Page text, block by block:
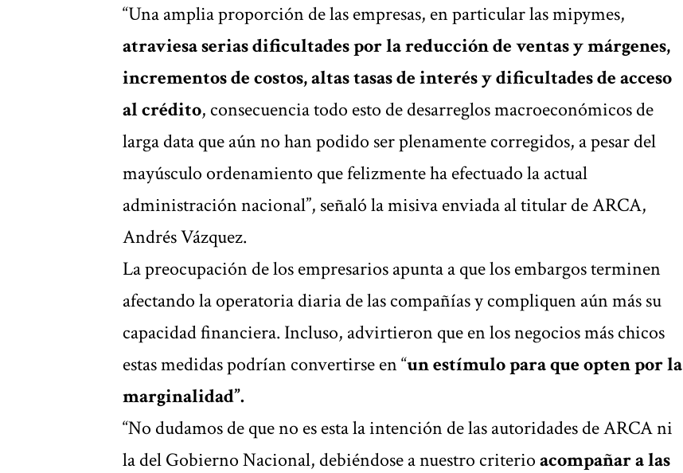
“Una amplia proporción de las empresas, en particular las mipymes,
atraviesa serias dificultades por la reducción de ventas y márgenes,
incrementos de costos, altas tasas de interés y dificultades de acceso
al crédito, consecuencia todo esto de desarreglos macroeconómicos de
larga data que aún no han podido ser plenamente corregidos, a pesar del
mayúsculo ordenamiento que felizmente ha efectuado la actual
administración nacional”, señaló la misiva enviada al titular de ARCA,
Andrés Vázquez.
La preocupación de los empresarios apunta a que los embargos terminen
afectando la operatoria diaria de las compañías y compliquen aún más su
capacidad financiera. Incluso, advirtieron que en los negocios más chicos
estas medidas podrían convertirse en “un estímulo para que opten por la
marginalidad”.
“No dudamos de que no es esta la intención de las autoridades de ARCA ni
la del Gobierno Nacional, debiéndose a nuestro criterioacompañar a las